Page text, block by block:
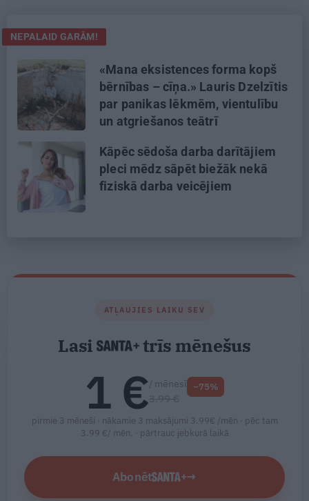
NEPALAID GARĀM!
«Mana eksistences forma kopš
bērnības – cīņa.» Lauris Dzelzītis
par panikas lēkmēm, vientulību
un atgriešanos teātrī
Kāpēc sēdoša darba darītājiem
pleci mēdz sāpēt biežāk nekā
fiziskā darba veicējiem
ATĻAUJIES LAIKU SEV
Lasi trīs mēnešus
1 €/ mēnesī −75%
pirmie 3 mēneši · nākamie 3 maksājumi 3.99€ /mēn · pēc tam
3.99 €/ mēn. · pārtrauc jebkurā laikā
Abonēt →